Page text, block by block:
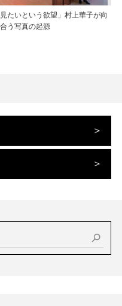
見たいという欲望」村上華子が向
う写真の起源